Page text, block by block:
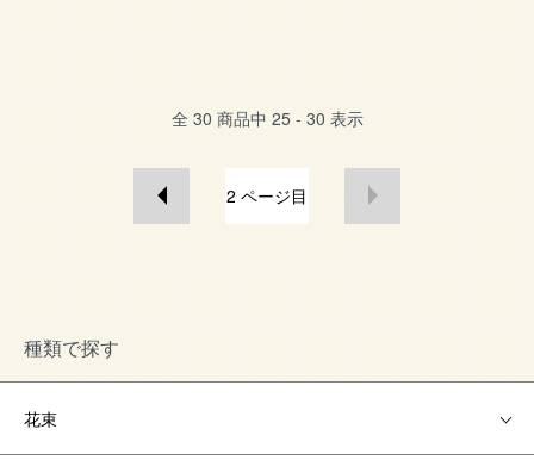
全 30 商品中 25 - 30 表示
2 ページ目
種類で探す
花束